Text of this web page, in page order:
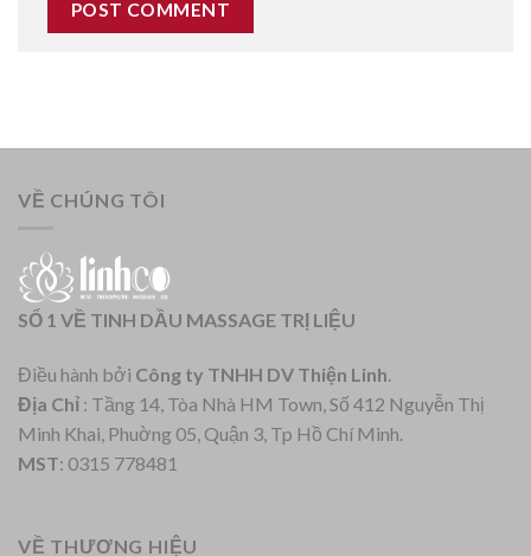
VỀ CHÚNG TÔI
SỐ 1 VỀ TINH DẦU MASSAGE TRỊ LIỆU
Điều hành bởi Công ty TNHH DV Thiện Linh.
Địa Chỉ : Tầng 14, Tòa Nhà HM Town, Số 412 Nguyễn Thị
Minh Khai, Phuờng 05, Quận 3, Tp Hồ Chí Minh.
MST: 0315 778481
VỀ THƯƠNG HIỆU